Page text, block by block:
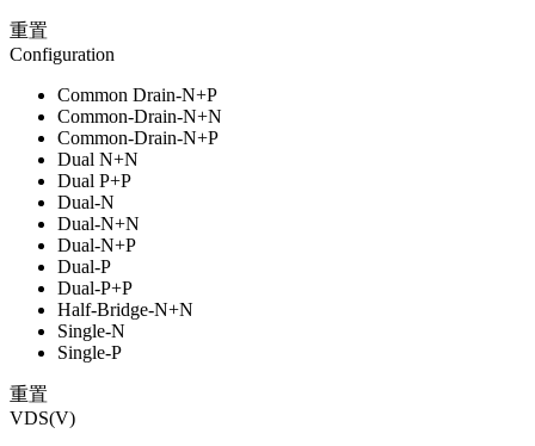
重置
Configuration
Common Drain-N+P
Common-Drain-N+N
Common-Drain-N+P
Dual N+N
Dual P+P
Dual-N
Dual-N+N
Dual-N+P
Dual-P
Dual-P+P
Half-Bridge-N+N
Single-N
Single-P
重置
VDS(V)